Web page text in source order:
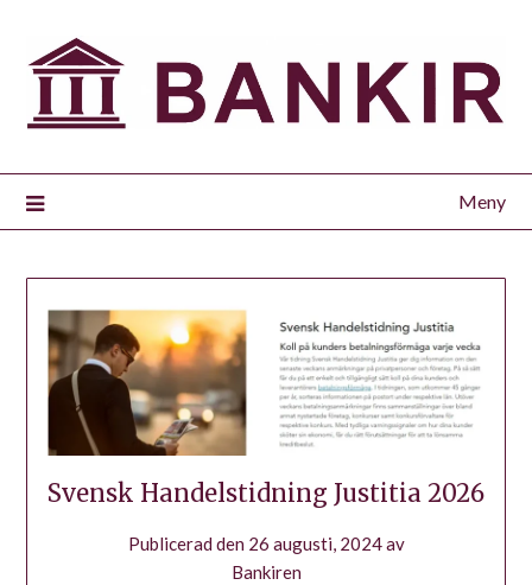
Meny
Svensk Handelstidning Justitia 2026
Publicerad den 26 augusti, 2024av
Bankiren